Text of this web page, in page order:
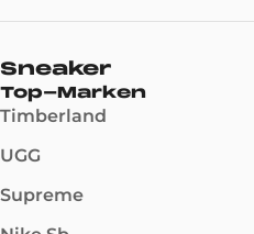
Sneaker
Top-Marken
Timberland
UGG
Supreme